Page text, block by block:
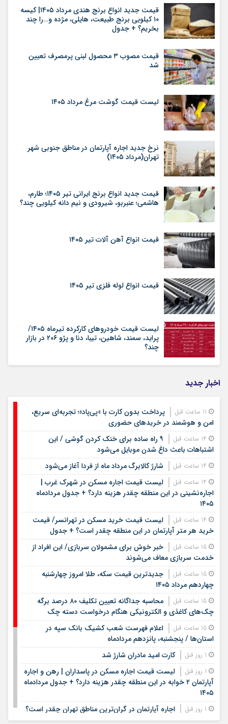
قیمت جدید انواع برنج هندی مرداد ۱۴۰۵| کیسه
۱۰ کیلویی برنج طبیعت، هایلی، مژده و…را چند
بخریم؟ + جدول
قیمت مصوب ۳ محصول لبنی پرمصرف تعیین
شد
لیست قیمت گوشت مرغ مرداد ۱۴۰۵
نرخ جدید اجاره آپارتمان در مناطق جنوبی شهر
تهران(مرداد ۱۴۰۵)
قیمت جدید انواع برنج ایرانی تیر ۱۴۰۵؛ طارم،
هاشمی؛ عنبربو، شیرودی و نیم دانه کیلویی چند؟
قیمت انواع آهن آلات تیر ۱۴۰۵
قیمت انواع لوله فلزی تیر ۱۴۰۵
لیست قیمت خودروهای کارکرده تیرماه ۱۴۰۵/
پراید، سمند، شاهین، تیبا، دنا و پژو ۲۰۶ در بازار
چند؟
اخبار جدید
پرداخت بدون کارت با «پی‌پاد»؛ تجربه‌ای سریع،
امن و هوشمند در خریدهای حضوری
۹ راه ساده برای خنک کردن گوشی / این
اشتباهات باعث داغ شدن موبایل می‌شود
شارژ کالابرگ مرداد ماه از فردا آغاز می‌شود
لیست قیمت اجاره مسکن در شهرک غرب |
اجاره‌نشینی در این منطقه چقدر هزینه دارد؟ + جدول مردادماه
۱۴۰۵
لیست قیمت خرید مسکن در تهرانسر/ قیمت
خرید هر متر آپارتمان در این منطقه چقدر است؟ + جدول
خبر خوش برای مشمولان سربازی/ این افراد از
خدمت سربازی معاف می‌شوند
جدیدترین قیمت سکه، طلا امروز چهارشنبه
چهاردهم مرداد ۱۴۰۵
محاسبه جداگانه تعیین تکلیف ۸۰ درصد برگه
چک‌های کاغذی و الکترونیکی هنگام درخواست دسته چک
اعلام فهرست شعب کشیک بانک سپه در
استان‌ها / پنجشنبه، پانزدهم مردادماه
کارت امید مادران شارژ شد
لیست قیمت اجاره مسکن در پاسداران | رهن و اجاره
آپارتمان ۲ خوابه در این منطقه چقدر هزینه دارد؟ + جدول مردادماه
۱۴۰۵
اجاره آپارتمان در گران‌ترین مناطق تهران چقدر است؟
+ جدول